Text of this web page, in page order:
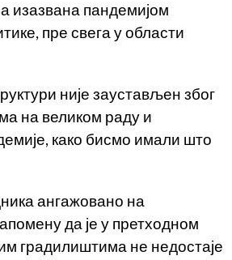
изазвана пандемијом
пре свега у области
није заустављен због
на великом раду и
како бисмо имали што
ангажовано на
да је у претходном
градилиштима не недостаје